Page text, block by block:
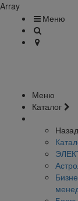
Array
Меню
Меню
Каталог
Назад